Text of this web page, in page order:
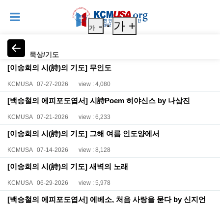
묵상/기도
가 - 가 +
[이송희의 시(詩)의 기도] 무인도
KCMUSA 07-27-2026 view : 4,080
[백승철의 에피포도엽서] 시詩Poem 히야신스 by 나삼진
KCMUSA 07-21-2026 view : 6,233
[이송희의 시(詩)의 기도] 그해 여름 인도양에서
KCMUSA 07-14-2026 view : 8,128
[이송희의 시(詩)의 기도] 새벽의 노래
KCMUSA 06-29-2026 view : 5,978
[백승철의 에피포도엽서] 에베소, 처음 사랑을 묻다 by 신지언